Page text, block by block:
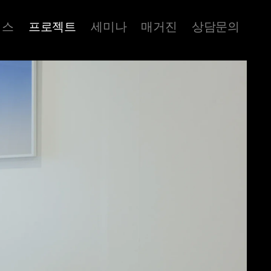
프로젝트 세미나 매거진 상담문의